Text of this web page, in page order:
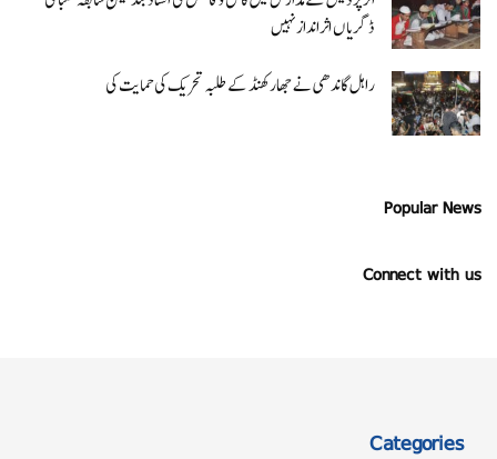
ڈگریا ں اثرانداز نہیں
راہل گاندھی نے جھارکھنڈ کے طلبہ تحریک کی حمایت کی
Popular News
Connect with us
Categories